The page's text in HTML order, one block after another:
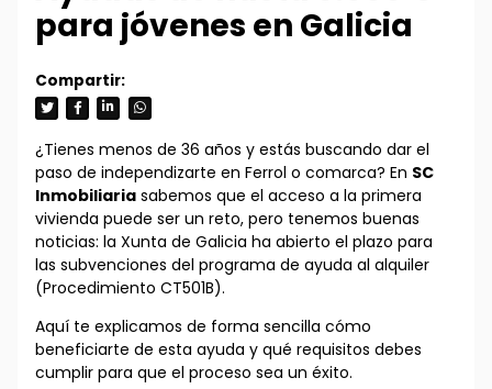
para jóvenes en Galicia
¿Tienes menos de 36 años y estás buscando dar el
paso de independizarte en Ferrol o comarca? En SC
Inmobiliaria sabemos que el acceso a la primera
vivienda puede ser un reto, pero tenemos buenas
noticias: la Xunta de Galicia ha abierto el plazo para
las subvenciones del programa de ayuda al alquiler
(Procedimiento CT501B).
Aquí te explicamos de forma sencilla cómo
beneficiarte de esta ayuda y qué requisitos debes
cumplir para que el proceso sea un éxito.